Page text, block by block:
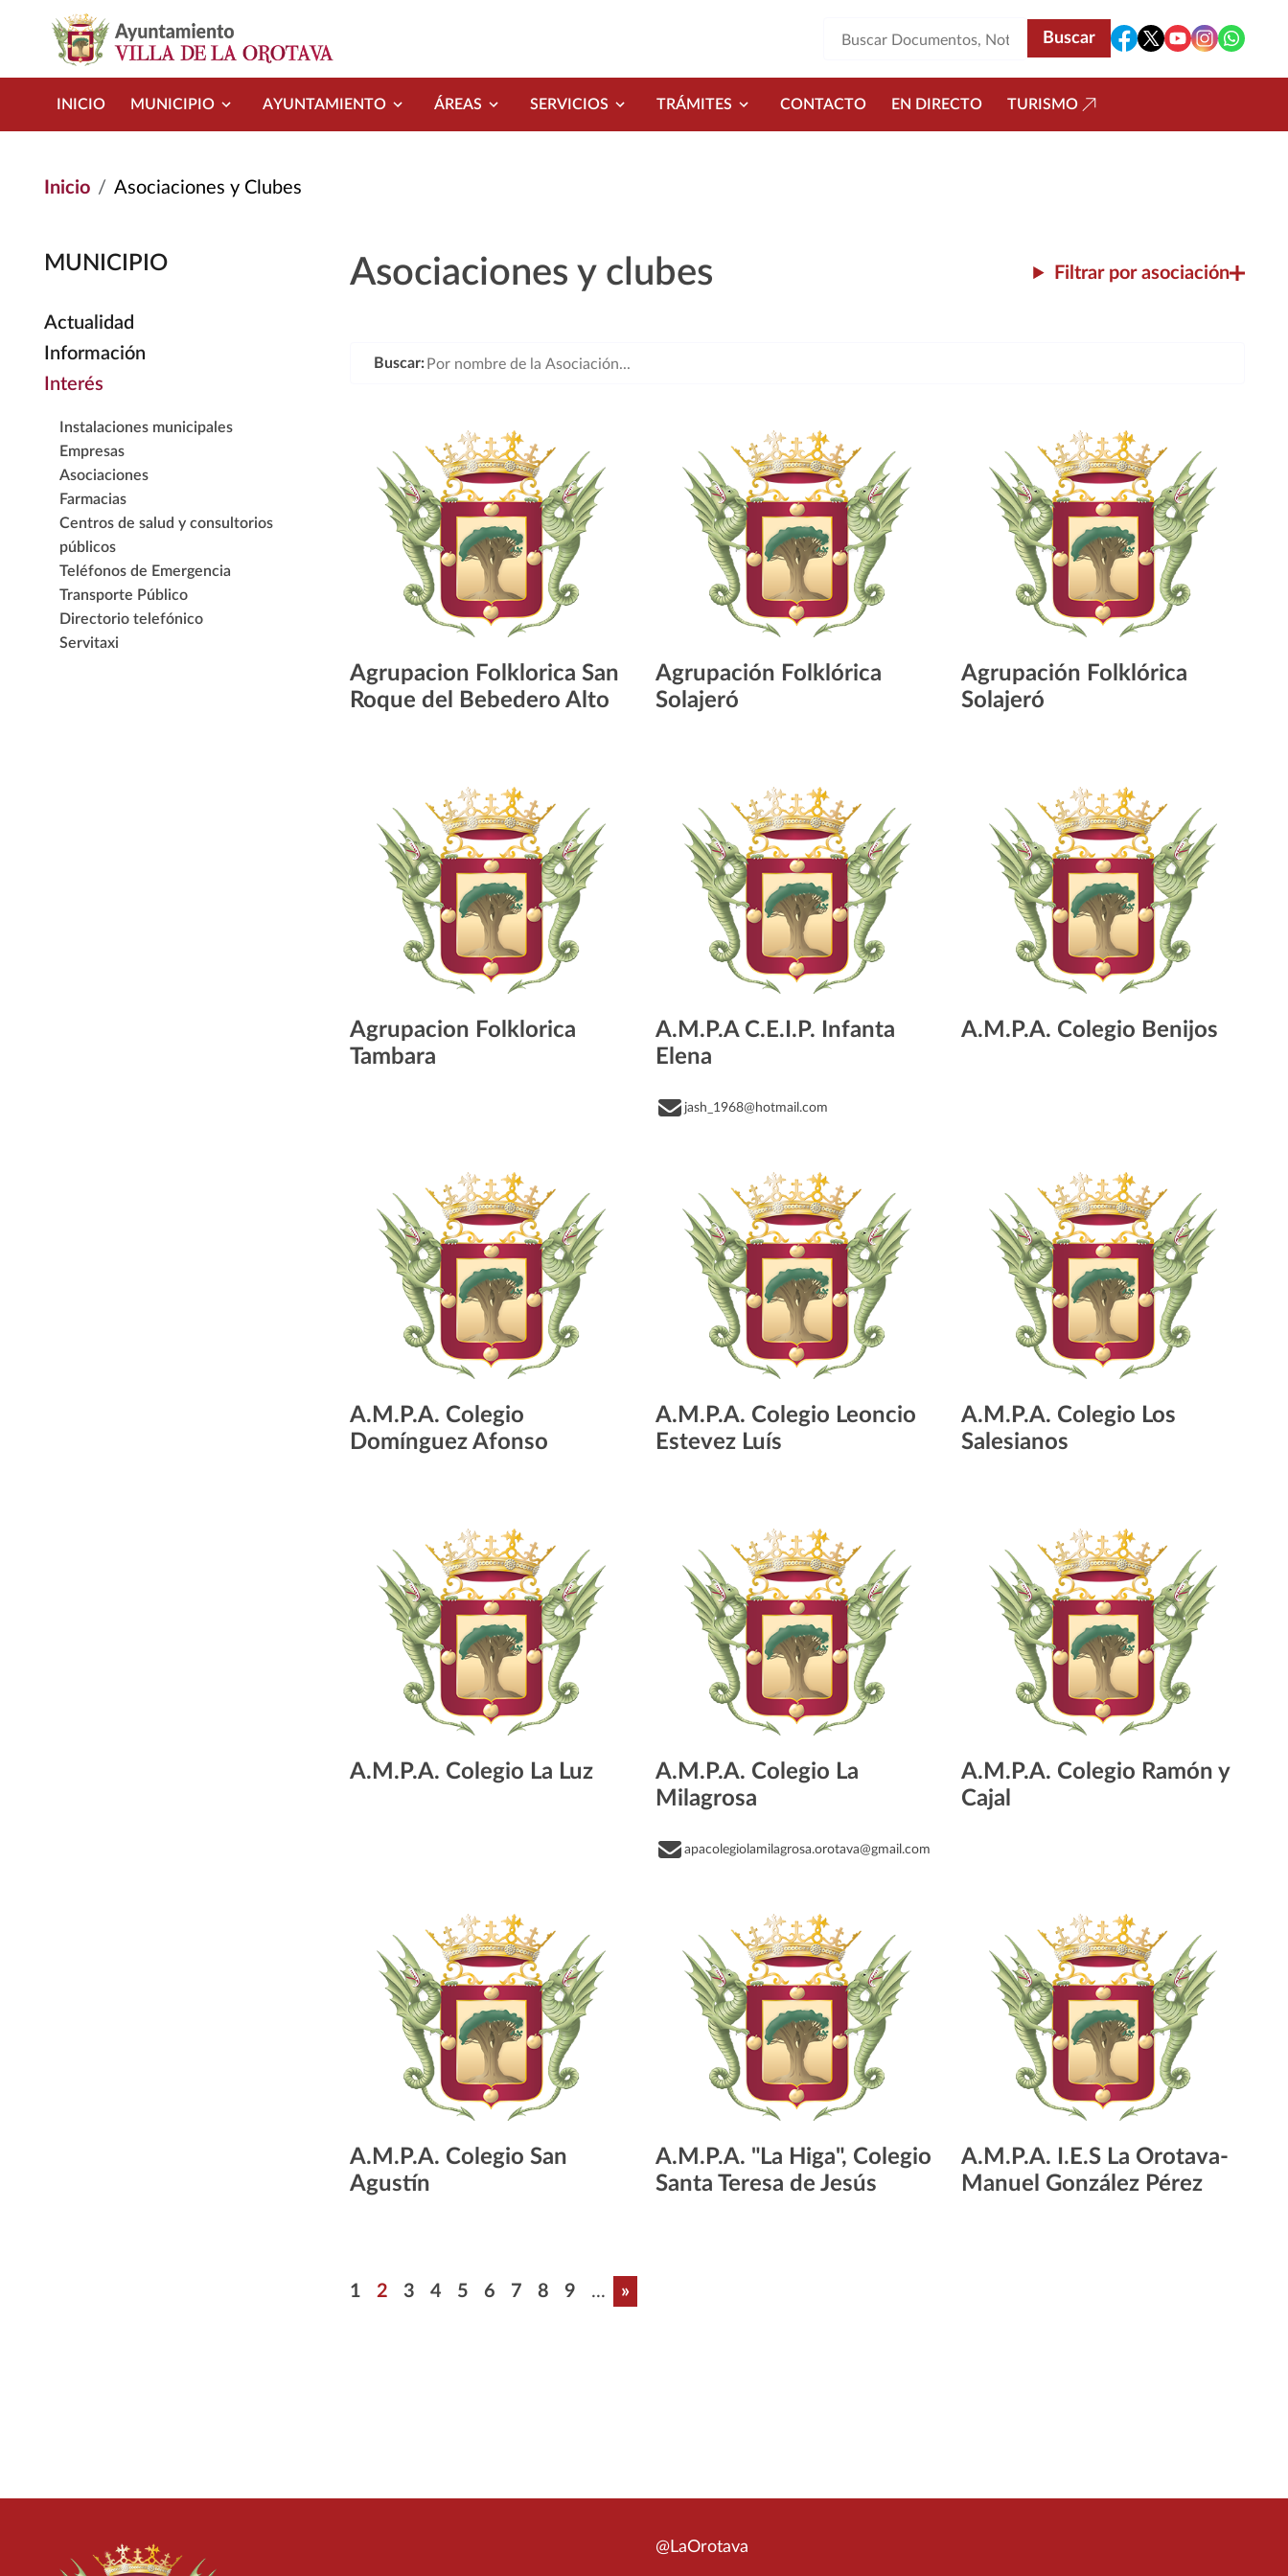
INICIO MUNICIPIO AYUNTAMIENTO ÁREAS SERVICIOS TRÁMITES CONTACTO EN DIRECTO TURISMO
Inicio Asociaciones y Clubes
MUNICIPIO
Actualidad
Información
Interés
Instalaciones municipales
Empresas
Asociaciones
Farmacias
Centros de salud y consultorios
públicos
Teléfonos de Emergencia
Transporte Público
Directorio telefónico
Servitaxi
Asociaciones y clubes Filtrar por asociación
Buscar:
Agrupacion Folklorica San
Roque del Bebedero Alto
Agrupación Folklórica
Solajeró
Agrupación Folklórica
Solajeró
Agrupacion Folklorica
Tambara
A.M.P.A C.E.I.P. Infanta
Elena
jash_1968@hotmail.com
A.M.P.A. Colegio Benijos
A.M.P.A. Colegio
Domínguez Afonso
A.M.P.A. Colegio Leoncio
Estevez Luís
A.M.P.A. Colegio Los
Salesianos
A.M.P.A. Colegio La Luz
A.M.P.A. Colegio La
Milagrosa
apacolegiolamilagrosa.orotava@gmail.com
A.M.P.A. Colegio Ramón y
Cajal
A.M.P.A. Colegio San
Agustín
A.M.P.A. "La Higa", Colegio
Santa Teresa de Jesús
A.M.P.A. I.E.S La Orotava-
Manuel González Pérez
Paginación
Página
1 Página
2 Página
3 Página
4 Página
5 Página
6 Página
7 Página
8 Página
9 ... Última página
»
@LaOrotava